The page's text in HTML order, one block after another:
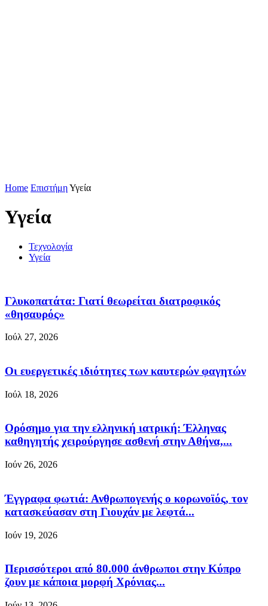
Home ΕπιστήμηΥγεία
Υγεία
Τεχνολογία
Υγεία
Γλυκοπατάτα: Γιατί θεωρείται διατροφικός
«θησαυρός»
Ιούλ 27, 2026
Οι ευεργετικές ιδιότητες των καυτερών φαγητών
Ιούλ 18, 2026
Ορόσημο για την ελληνική ιατρική: Έλληνας
καθηγητής χειρούργησε ασθενή στην Αθήνα,...
Ιούν 26, 2026
Έγγραφα φωτιά: Ανθρωπογενής ο κορωνοϊός, τον
κατασκεύασαν στη Γιουχάν με λεφτά...
Ιούν 19, 2026
Περισσότεροι από 80.000 άνθρωποι στην Κύπρο
ζουν με κάποια μορφή Χρόνιας...